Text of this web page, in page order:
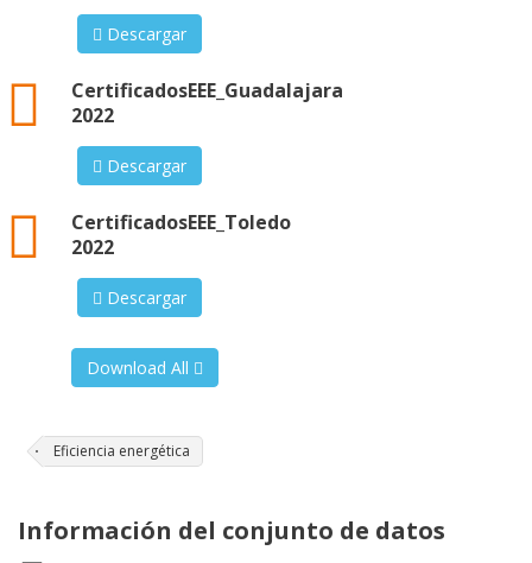
Descargar
CertificadosEEE_Guadalajara
2022
xml
Descargar
CertificadosEEE_Toledo
2022
xml
Descargar
Download All
Eficiencia energética
Información del conjunto de datos